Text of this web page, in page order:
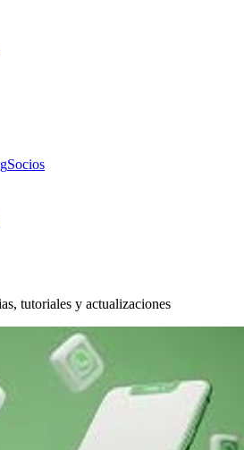
Socios
tutoriales y actualizaciones